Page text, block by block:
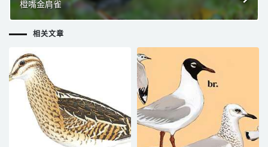
橙嘴金肩雀
相关文章